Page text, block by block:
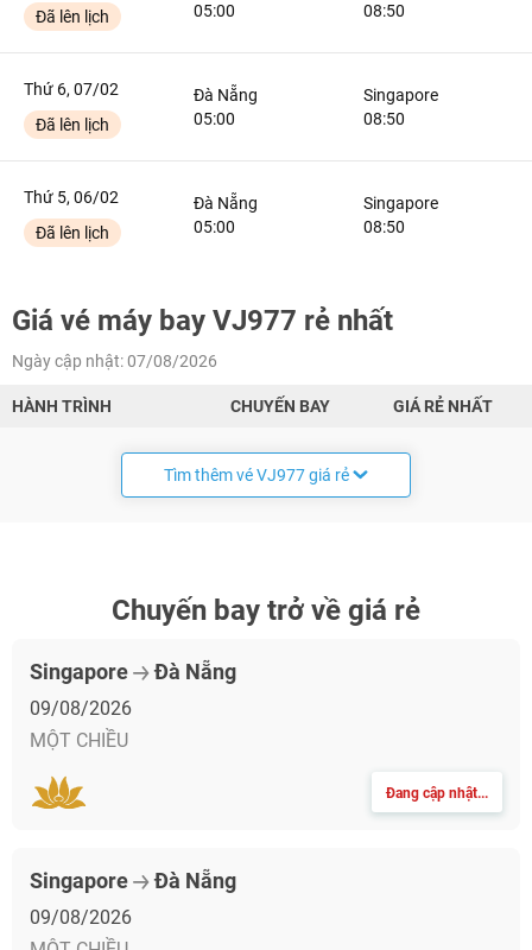
Đã lên lịch
05:00
08:50
Thứ 6, 07/02
Đã lên lịch
Đà Nẵng
05:00
Singapore
08:50
Thứ 5, 06/02
Đã lên lịch
Đà Nẵng
05:00
Singapore
08:50
Giá vé máy bay VJ977 rẻ nhất
Ngày cập nhật: 07/08/2026
HÀNH TRÌNH CHUYẾN BAY GIÁ RẺ NHẤT
Tìm thêm vé VJ977 giá rẻ
Chuyến bay trở về giá rẻ
Singapore Đà Nẵng
09/08/2026
MỘT CHIỀU
Đang cập nhật...
Singapore Đà Nẵng
09/08/2026